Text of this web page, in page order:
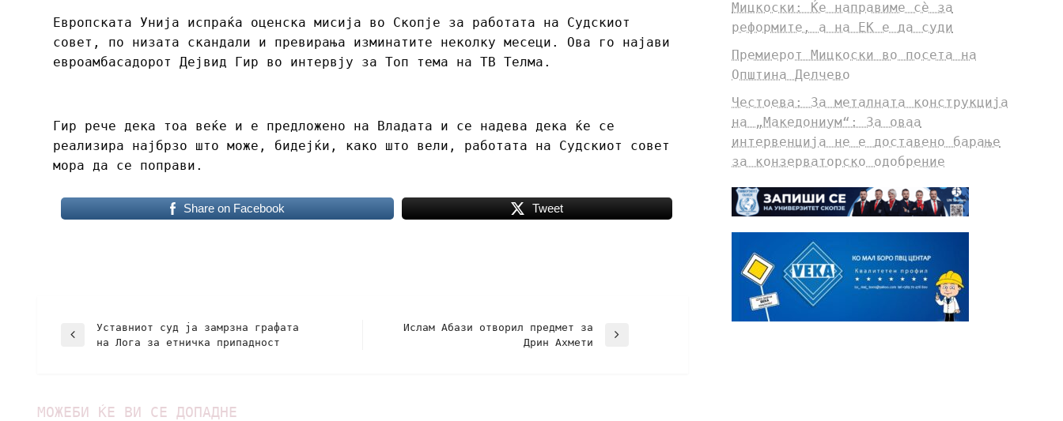
Европската Унија испраќа оценска мисија во Скопје за работата на Судскиот
совет, по низата скандали и превирања изминатите неколку месеци. Ова го најави
евроамбасадорот Дејвид Гир во интервју за Топ тема на ТВ Телма.
Гир рече дека тоа веќе и е предложено на Владата и се надева дека ќе се
реализира најбрзо што може, бидејќи, како што вели, работата на Судскиот совет
мора да се поправи.
Share on Facebook Tweet
Уставниот суд ја замрзна графата
на Лога за етничка припадност
Ислам Абази отворил предмет за
Дрин Ахмети
МОЖЕБИ ЌЕ ВИ СЕ ДОПАДНЕ
Мицкоски: Ќе направиме сè за
реформите, а на ЕК е да суди
Премиерот Мицкоски во посета на
Општина Делчево
Честоева: За металната конструкција
на „Македониум“: За оваа
интервенција не е доставено барање
за конзерваторско одобрение